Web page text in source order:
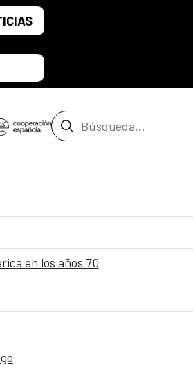
Barra de búsqueda
en los años 70